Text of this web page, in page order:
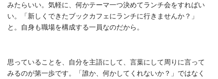
みたらいい。気軽に、何かテーマ一つ決めてランチ会をすればい
い。「新しくできたブックカフェにランチに行きませんか？」
と。自身も職場を構成する一員なのだから。
思っていることを、自分を主語にして、言葉にして周りに言って
みるのが第一歩です。「誰か、何かしてくれないか？」ではなく